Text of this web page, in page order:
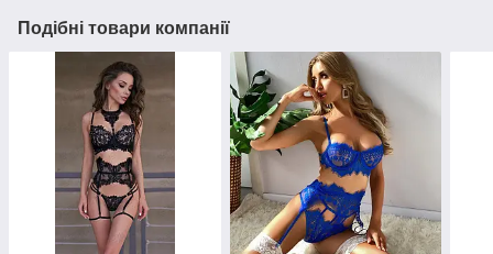
Подібні товари компанії